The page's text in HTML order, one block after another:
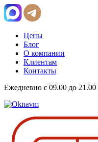
Цены
Блог
О компании
Клиентам
Контакты
Ежедневно с 09.00 до 21.00